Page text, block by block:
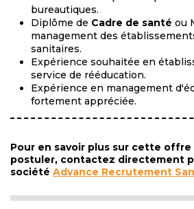
bureautiques.
Diplôme de Cadre de santé ou
management des
sanitaires.
Expérience souhaitée en
service de rééducation.
Expérience en management
fortement appréciée.
Pour en savoir plus sur cette
postuler, contactez directement
société Advance Recrutement